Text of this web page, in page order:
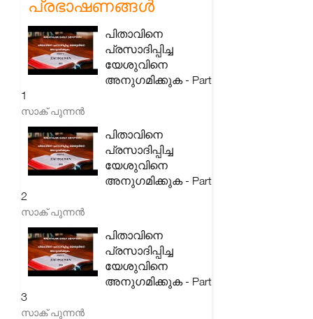
പ്രഭാഷണങ്ങൾ
പിതാവിനെ
പ്രസാദിപ്പിച്ച
യേശുവിനെ
അനുഗമിക്കുക - Part
1
സാക് പുന്നൻ
പിതാവിനെ
പ്രസാദിപ്പിച്ച
യേശുവിനെ
അനുഗമിക്കുക - Part
2
സാക് പുന്നൻ
പിതാവിനെ
പ്രസാദിപ്പിച്ച
യേശുവിനെ
അനുഗമിക്കുക - Part
3
സാക് പുന്നൻ